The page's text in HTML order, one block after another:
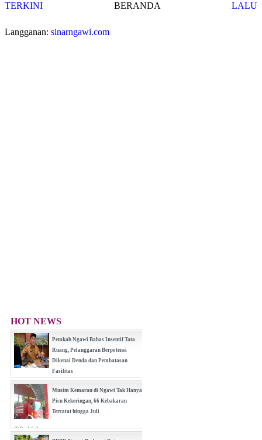
TERKINI LALU
BERANDA
Langganan: sinarngawi.com
HOT NEWS
Pemkab Ngawi Bahas Insentif Tata
Ruang, Pelanggaran Berpotensi
Dikenai Denda dan Pembatasan
Fasilitas
(0 Reply(s))
Musim Kemarau di Ngawi Tak Hanya
Picu Kekeringan, 66 Kebakaran
Tercatat hingga Juli
(0 Reply(s))